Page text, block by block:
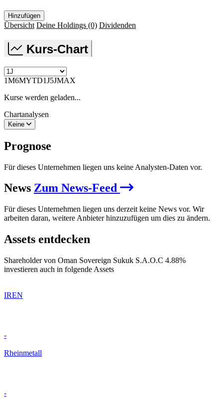
Hinzufügen
Übersicht Deine Holdings (0) Dividenden
Kurs-Chart
1M6MYTD1J5JMAX
Kurse werden geladen...
Chartanalysen
Keine
Prognose
Für dieses Unternehmen liegen uns keine Analysten-Daten vor.
News Zum News-Feed
Für dieses Unternehmen liegen uns derzeit keine News vor. Wir
arbeiten daran, weitere Anbieter hinzuzufügen um dies zu ändern.
Assets entdecken
Shareholder von Oman Sovereign Sukuk S.A.O.C 4.88%
investieren auch in folgende Assets
IREN
-
Rheinmetall
-